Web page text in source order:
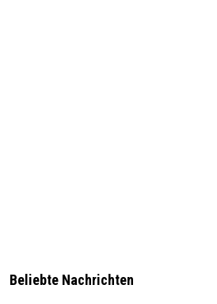
Beliebte Nachrichten